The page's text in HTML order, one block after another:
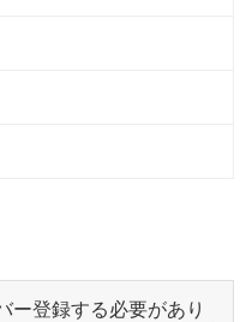
ー登録する必要があり